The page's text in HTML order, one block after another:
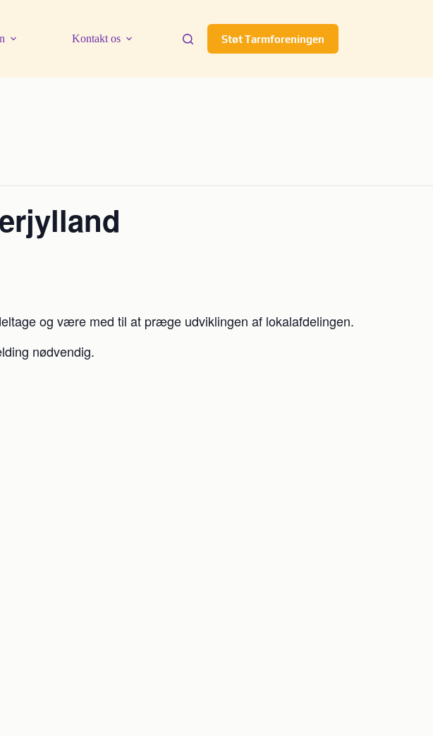
Kontakt os Støt Tarmforeningen
og være med til at præge udviklingen af lokalafdelingen.
nødvendig.